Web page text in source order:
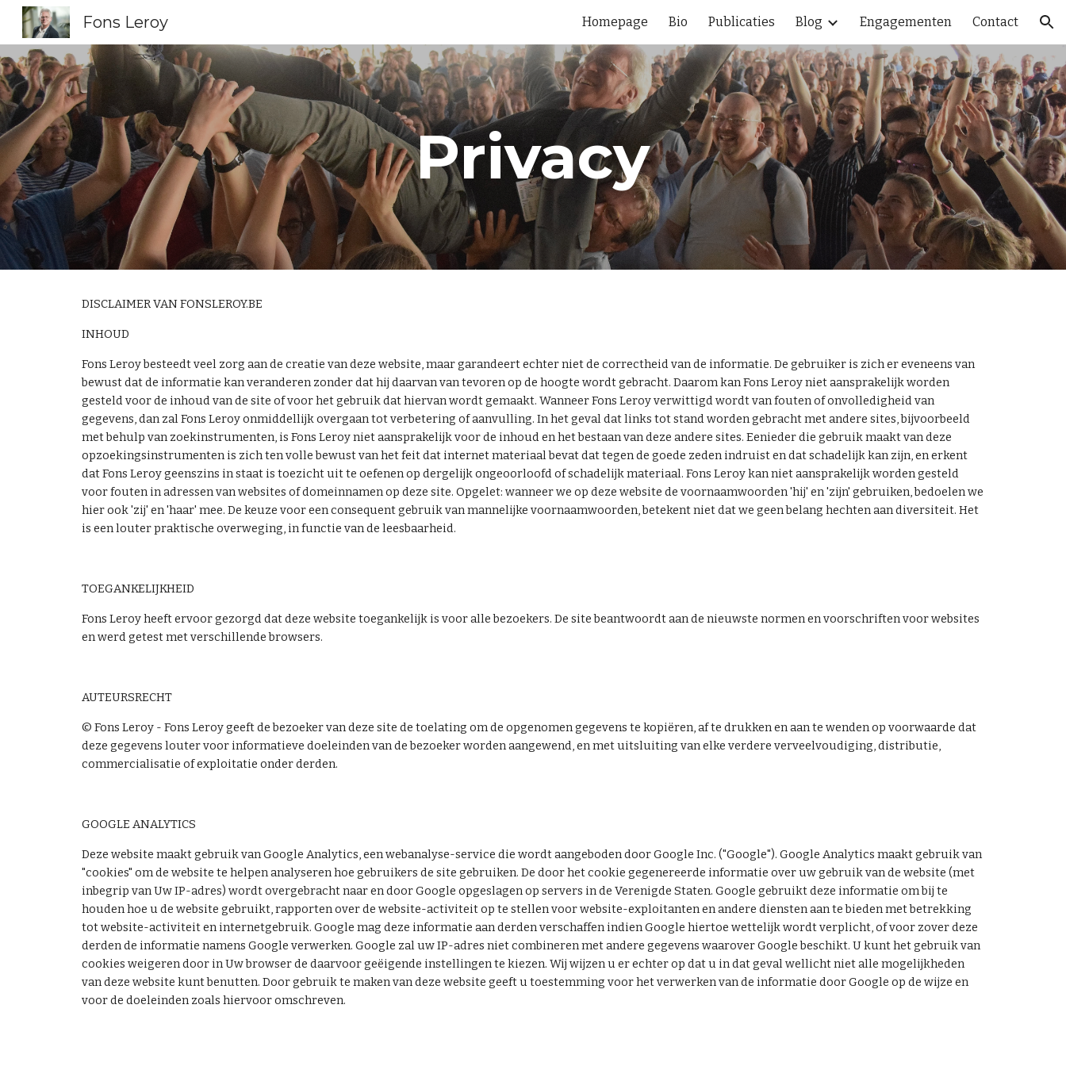
Skip to navigation
Fons Leroy Homepage Bio Publicaties Blog Engagementen Contact
Privacy
DISCLAIMER VAN FONSLEROY.BE
INHOUD
Fons Leroy besteedt veel zorg aan de creatie van deze website, maar garandeert echter niet de correctheid van de informatie. De gebruiker is zich er eveneens van
bewust dat de informatie kan veranderen zonder dat hij daarvan van tevoren op de hoogte wordt gebracht. Daarom kan Fons Leroy niet aansprakelijk worden
gesteld voor de inhoud van de site of voor het gebruik dat hiervan wordt gemaakt. Wanneer Fons Leroy verwittigd wordt van fouten of onvolledigheid van
gegevens, dan zal Fons Leroy onmiddellijk overgaan tot verbetering of aanvulling. In het geval dat links tot stand worden gebracht met andere sites, bijvoorbeeld
met behulp van zoekinstrumenten, is Fons Leroy niet aansprakelijk voor de inhoud en het bestaan van deze andere sites. Eenieder die gebruik maakt van deze
opzoekingsinstrumenten is zich ten volle bewust van het feit dat internet materiaal bevat dat tegen de goede zeden indruist en dat schadelijk kan zijn, en erkent
dat Fons Leroy geenszins in staat is toezicht uit te oefenen op dergelijk ongeoorloofd of schadelijk materiaal. Fons Leroy kan niet aansprakelijk worden gesteld
voor fouten in adressen van websites of domeinnamen op deze site. Opgelet: wanneer we op deze website de voornaamwoorden 'hij' en 'zijn' gebruiken, bedoelen we
hier ook 'zij' en 'haar' mee. De keuze voor een consequent gebruik van mannelijke voornaamwoorden, betekent niet dat we geen belang hechten aan diversiteit. Het
is een louter praktische overweging, in functie van de leesbaarheid.
TOEGANKELIJKHEID
Fons Leroy heeft ervoor gezorgd dat deze website toegankelijk is voor alle bezoekers. De site beantwoordt aan de nieuwste normen en voorschriften voor websites
en werd getest met verschillende browsers.
AUTEURSRECHT
© Fons Leroy - Fons Leroy geeft de bezoeker van deze site de toelating om de opgenomen gegevens te kopiëren, af te drukken en aan te wenden op voorwaarde dat
deze gegevens louter voor informatieve doeleinden van de bezoeker worden aangewend, en met uitsluiting van elke verdere verveelvoudiging, distributie,
commercialisatie of exploitatie onder derden.
GOOGLE ANALYTICS
Deze website maakt gebruik van Google Analytics, een webanalyse-service die wordt aangeboden door Google Inc. ("Google"). Google Analytics maakt gebruik van
"cookies" om de website te helpen analyseren hoe gebruikers de site gebruiken. De door het cookie gegenereerde informatie over uw gebruik van de website (met
inbegrip van Uw IP-adres) wordt overgebracht naar en door Google opgeslagen op servers in de Verenigde Staten. Google gebruikt deze informatie om bij te
houden hoe u de website gebruikt, rapporten over de website-activiteit op te stellen voor website-exploitanten en andere diensten aan te bieden met betrekking
tot website-activiteit en internetgebruik. Google mag deze informatie aan derden verschaffen indien Google hiertoe wettelijk wordt verplicht, of voor zover deze
derden de informatie namens Google verwerken. Google zal uw IP-adres niet combineren met andere gegevens waarover Google beschikt. U kunt het gebruik van
cookies weigeren door in Uw browser de daarvoor geëigende instellingen te kiezen. Wij wijzen u er echter op dat u in dat geval wellicht niet alle mogelijkheden
van deze website kunt benutten. Door gebruik te maken van deze website geeft u toestemming voor het verwerken van de informatie door Google op de wijze en
voor de doeleinden zoals hiervoor omschreven.